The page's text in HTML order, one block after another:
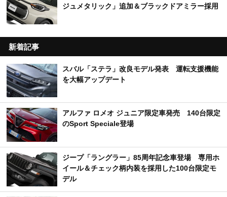
ジュメタリック」追加＆ブラックドアミラー採用
新着記事
スバル「ステラ」改良モデル発表 運転支援機能
を大幅アップデート
アルファ ロメオ ジュニア限定車発売 140台限定
のSport Speciale登場
ジープ「ラングラー」85周年記念車登場 専用ホ
イール＆チェック柄内装を採用した100台限定モ
デル